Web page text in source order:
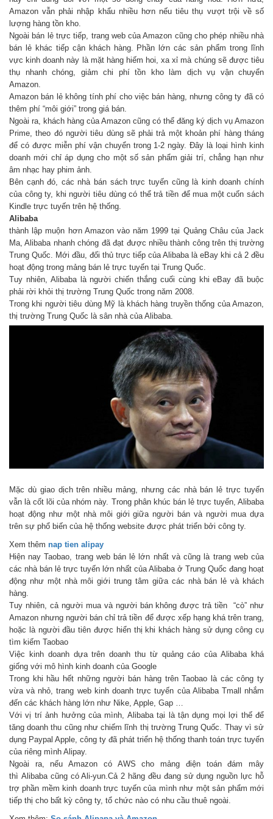
Amazon vẫn phải nhập khẩu nhiều hơn nếu tiêu thụ vượt trội về số
lượng hàng tồn kho.
Ngoài bán lẻ trực tiếp, trang web của Amazon cũng cho phép nhiều nhà
bán lẻ khác tiếp cận khách hàng. Phần lớn các sản phẩm trong lĩnh
vực kinh doanh này là mặt hàng hiếm hoi, xa xỉ mà chúng sẽ được tiêu
thụ nhanh chóng, giảm chi phí tồn kho làm dịch vụ vận chuyển
Amazon.
Amazon bán lẻ không tính phí cho việc bán hàng, nhưng công ty đã có
thêm phí “môi giới” trong giá bán.
Ngoài ra, khách hàng của Amazon cũng có thể đăng ký dịch vụ Amazon
Prime, theo đó người tiêu dùng sẽ phải trả một khoản phí hàng tháng
để có được miễn phí vận chuyển trong 1-2 ngày. Đây là loại hình kinh
doanh mới chỉ áp dụng cho một số sản phẩm giải trí, chẳng hạn như
âm nhạc hay phim ảnh.
Bên cạnh đó, các nhà bán sách trực tuyến cũng là kinh doanh chính
của công ty, khi người tiêu dùng có thể trả tiền để mua một cuốn sách
Kindle trực tuyến trên hệ thống.
Alibaba
thành lập muộn hơn Amazon vào năm 1999 tại Quảng Châu của Jack
Ma, Alibaba nhanh chóng đã đạt được nhiều thành công trên thị trường
Trung Quốc. Mới đầu, đối thủ trực tiếp của Alibaba là eBay khi cả 2 đều
hoạt động trong mảng bán lẻ trực tuyến tại Trung Quốc.
Tuy nhiên, Alibaba là người chiến thắng cuối cùng khi eBay đã buộc
phải rời khỏi thị trường Trung Quốc trong năm 2008.
Trong khi người tiêu dùng Mỹ là khách hàng truyền thống của Amazon,
thị trường Trung Quốc là sân nhà của Alibaba.
Mặc dù giao dịch trên nhiều mảng, nhưng các nhà bán lẻ trực tuyến
vẫn là cốt lõi của nhóm này. Trong phân khúc bán lẻ trực tuyến, Alibaba
hoạt động như một nhà môi giới giữa người bán và người mua dựa
trên sự phổ biến của hệ thống website được phát triển bởi công ty.
Xem thêm nap tien alipay
Hiện nay Taobao, trang web bán lẻ lớn nhất và cũng là trang web của
các nhà bán lẻ trực tuyến lớn nhất của Alibaba ở Trung Quốc đang hoạt
động như một nhà môi giới trung tâm giữa các nhà bán lẻ và khách
hàng.
Tuy nhiên, cả người mua và người bán không được trả tiền “cò” như
Amazon nhưng người bán chỉ trả tiền để được xếp hạng khá trên trang,
hoặc là người đầu tiên được hiển thị khi khách hàng sử dụng công cụ
tìm kiếm Taobao
Việc kinh doanh dựa trên doanh thu từ quảng cáo của Alibaba khá
giống với mô hình kinh doanh của Google
Trong khi hầu hết những người bán hàng trên Taobao là các công ty
vừa và nhỏ, trang web kinh doanh trực tuyến của Alibaba Tmall nhắm
đến các khách hàng lớn như Nike, Apple, Gap …
Với vị trí ảnh hưởng của mình, Alibaba tại là tận dụng mọi lợi thế để
tăng doanh thu cũng như chiếm lĩnh thị trường Trung Quốc. Thay vì sử
dụng Paypal Apple, công ty đã phát triển hệ thống thanh toán trực tuyến
của riêng mình Alipay.
Ngoài ra, nếu Amazon có AWS cho mảng điện toán đám mây
thì Alibaba cũng có Ali-yun.Cả 2 hãng đều đang sử dụng nguồn lực hỗ
trợ phần mềm kinh doanh trực tuyến của mình như một sản phẩm mới
tiếp thị cho bất kỳ công ty, tổ chức nào có nhu cầu thuê ngoài.